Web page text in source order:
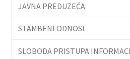
JAVNA PREDUZEĆA
STAMBENI ODNOSI
SLOBODA PRISTUPA